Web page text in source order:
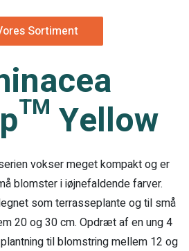
Sortiment
Yellow
vokser meget kompakt og er
blomster i iøjnefaldende farver.
som terrasseplante og til små
20 og 30 cm. Opdræt af en ung 4
til blomstring mellem 12 og